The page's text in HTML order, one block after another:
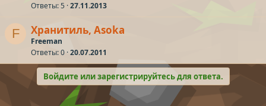
Ответы 5 27.11.2013
F Хранитиль, Asoka
Freeman
Ответы 0 20.07.2011
Войдите или зарегистрируйтесь для ответа.